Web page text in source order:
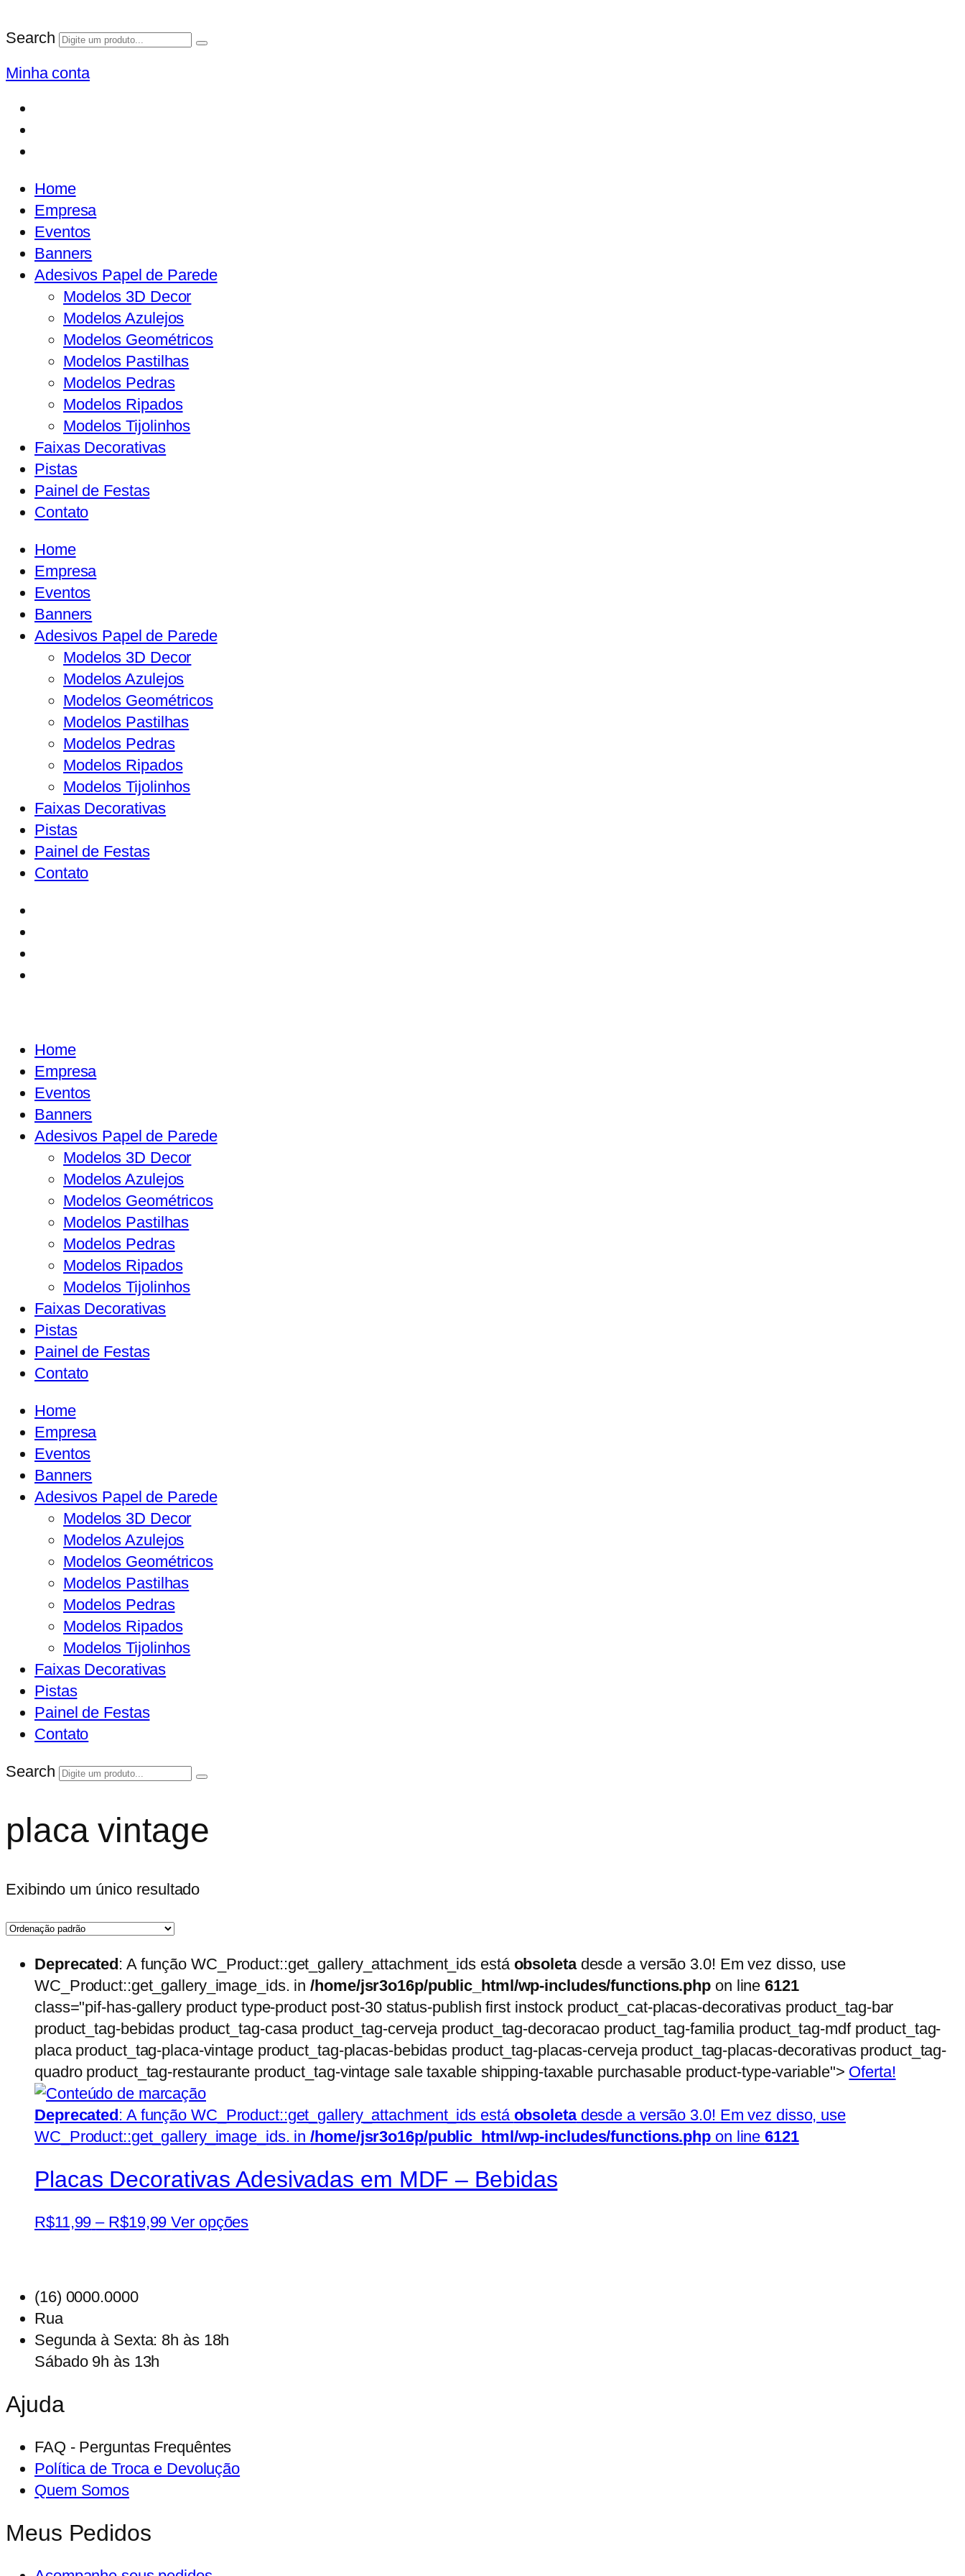
Search
Minha conta
Home
Empresa
Eventos
Banners
Adesivos Papel de Parede
Modelos 3D Decor
Modelos Azulejos
Modelos Geométricos
Modelos Pastilhas
Modelos Pedras
Modelos Ripados
Modelos Tijolinhos
Faixas Decorativas
Pistas
Painel de Festas
Contato
Home
Empresa
Eventos
Banners
Adesivos Papel de Parede
Modelos 3D Decor
Modelos Azulejos
Modelos Geométricos
Modelos Pastilhas
Modelos Pedras
Modelos Ripados
Modelos Tijolinhos
Faixas Decorativas
Pistas
Painel de Festas
Contato
Home
Empresa
Eventos
Banners
Adesivos Papel de Parede
Modelos 3D Decor
Modelos Azulejos
Modelos Geométricos
Modelos Pastilhas
Modelos Pedras
Modelos Ripados
Modelos Tijolinhos
Faixas Decorativas
Pistas
Painel de Festas
Contato
Home
Empresa
Eventos
Banners
Adesivos Papel de Parede
Modelos 3D Decor
Modelos Azulejos
Modelos Geométricos
Modelos Pastilhas
Modelos Pedras
Modelos Ripados
Modelos Tijolinhos
Faixas Decorativas
Pistas
Painel de Festas
Contato
Search
placa vintage
Exibindo um único resultado
Deprecated: A função WC_Product::get_gallery_attachment_ids está obsoletadesde a versão 3.0! Em vez disso, use
WC_Product::get_gallery_image_ids. in/home/jsr3o16p/public_html/wp-includes/functions.php on line6121
class="pif-has-gallery product type-product post-30 status-publish first instock product_cat-placas-decorativas product_tag-bar
product_tag-bebidas product_tag-casa product_tag-cerveja product_tag-decoracao product_tag-familia product_tag-mdf product_tag-
placa product_tag-placa-vintage product_tag-placas-bebidas product_tag-placas-cerveja product_tag-placas-decorativas product_tag-
quadro product_tag-restaurante product_tag-vintage sale taxable shipping-taxable purchasable product-type-variable"> Oferta!
Deprecated: A função WC_Product::get_gallery_attachment_ids está obsoletadesde a versão 3.0! Em vez disso, use
WC_Product::get_gallery_image_ids. in/home/jsr3o16p/public_html/wp-includes/functions.php on line6121
Placas Decorativas Adesivadas em MDF – Bebidas
R$11,99 – R$19,99Price
Ver opçõesEste
(16) 0000.0000
Rua
Segunda à Sexta: 8h às 18h
Sábado 9h às 13h
Ajuda
FAQ - Perguntas Frequêntes
Política de Troca e Devolução
Quem Somos
Meus Pedidos